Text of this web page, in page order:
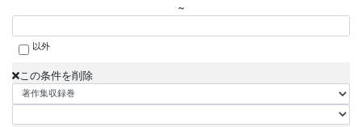
~
以外
この条件を削除